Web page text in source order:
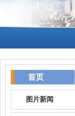
首页
图片新闻